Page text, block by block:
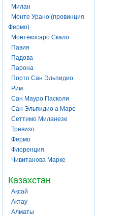
Милан
Монте Урано (провинция
Фермо)
Монтекосаро Скало
Павия
Падова
Парона
Порто Сан Эльпидио
Рим
Сан Мауро Пасколи
Сан Эльпидио а Маре
Сеттимо Миланезе
Тревизо
Фермо
Флоренция
Чивитанова Марке
Казахстан
Аксай
Актау
Алматы